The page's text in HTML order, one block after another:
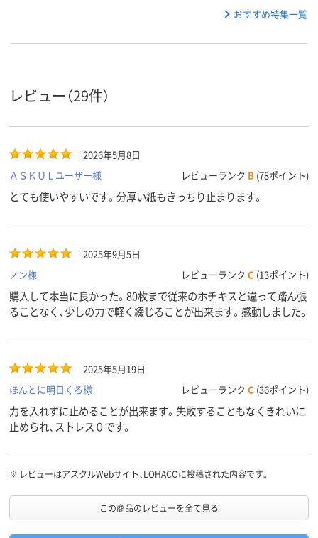
おすすめ特集一覧
レビュー（29件）
2026年5月8日
ＡＳＫＵＬユーザー様
レビューランク B (78ポイント)
とても使いやすいです。分厚い紙もきっちり止まります。
2025年9月5日
ノン様
レビューランク C (13ポイント)
購入して本当に良かった。80枚まで従来のホチキスと違って踏ん張
ることなく、少しの力で軽く綴じることが出来ます。感動しました。
2025年5月19日
ほんとに明日くる様
レビューランク C (36ポイント)
力を入れずに止めることが出来ます。失敗することもなくきれいに
止められ、ストレス０です。
※ レビューはアスクルWebサイト、LOHACOに投稿された内容です。
この商品のレビューを全て見る